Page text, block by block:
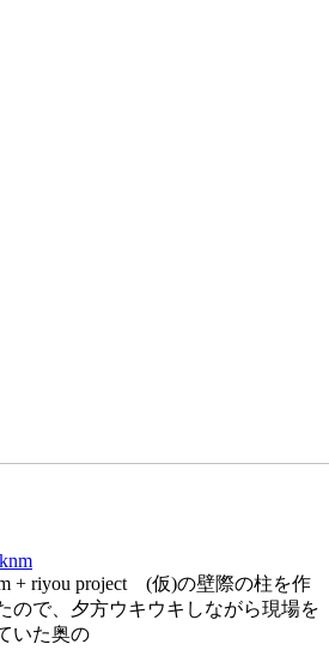
knm
+ riyou project (仮)の壁際の柱を作
ので、夕方ウキウキしながら現場を
いた奥の